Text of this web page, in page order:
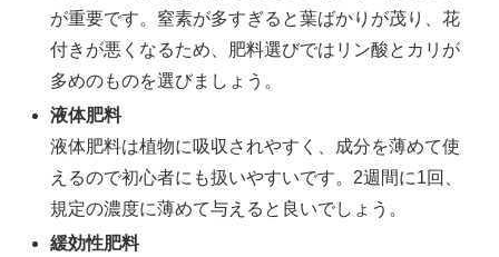
が重要です。窒素が多すぎると葉ばかりが茂り、花
付きが悪くなるため、肥料選びではリン酸とカリが
多めのものを選びましょう。
液体肥料
液体肥料は植物に吸収されやすく、成分を薄めて使
えるので初心者にも扱いやすいです。2週間に1回、
規定の濃度に薄めて与えると良いでしょう。
緩効性肥料